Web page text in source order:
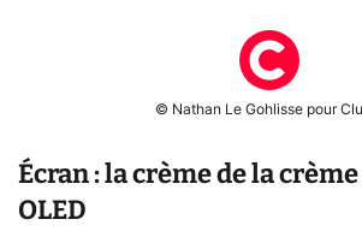
© Nathan Le Gohlisse pour
Écran : la crème de la
OLED